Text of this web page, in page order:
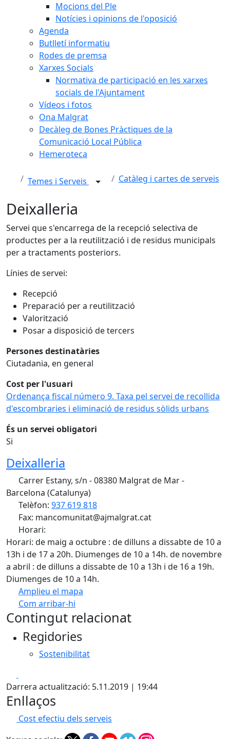
Mocions del Ple
Notícies i opinions de l'oposició
Agenda
Butlletí informatiu
Rodes de premsa
Xarxes Socials
Normativa de participació en les xarxes
socials de l'Ajuntament
Vídeos i fotos
Ona Malgrat
Decàleg de Bones Pràctiques de la
Comunicació Local Pública
Hemeroteca
Temes i Serveis Catàleg i cartes de serveis
Deixalleria
Servei que s'encarrega de la recepció selectiva de
productes per a la reutilització i de residus municipals
per a tractaments posteriors.
Línies de servei:
Recepció
Preparació per a reutilització
Valorització
Posar a disposició de tercers
Persones destinatàries
Ciutadania, en general
Cost per l'usuari
Ordenança fiscal número 9. Taxa pel servei de recollida
d'escombraries i eliminació de residus sòlids urbans
És un servei obligatori
Si
Deixalleria
Carrer Estany, s/n - 08380 Malgrat de Mar -
Barcelona (Catalunya)
Telèfon: 937 619 818
Fax: mancomunitat@ajmalgrat.cat
Horari:
Horari: de maig a octubre : de dilluns a dissabte de 10 a
13h i de 17 a 20h. Diumenges de 10 a 14h. de novembre
a abril : de dilluns a dissabte de 10 a 13h i de 16 a 19h.
Diumenges de 10 a 14h.
Amplieu el mapa
Com arribar-hi
+
Contingut relacionat
Regidories
Sostenibilitat
Darrera actualització: 5.11.2019 | 19:44
Enllaços
Cost efectiu dels serveis